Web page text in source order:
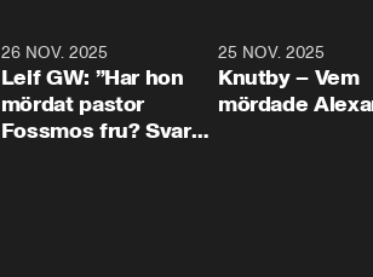
26 NOV. 2025
Leif GW: ”Har hon
mördat pastor
Fossmos fru? Svar
25 NOV. 2025
Knutby – Vem
mördade